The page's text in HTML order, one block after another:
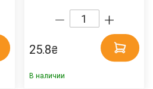
25.8₴
В наличии